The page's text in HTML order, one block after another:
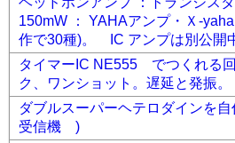
150mW ： YAHAアンプ・Ｘ-
作で30種)。 IC アンプは別公開
タイマーIC NE555 でつくれる
ク、ワンショット。遅延と発振。
ダブルスーパーヘテロダインを
受信機 )